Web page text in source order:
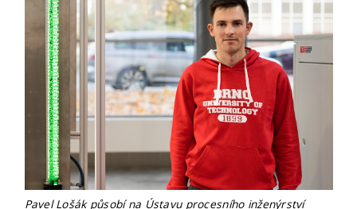
Pavel Lošák působí na Ústavu procesního inženýrství